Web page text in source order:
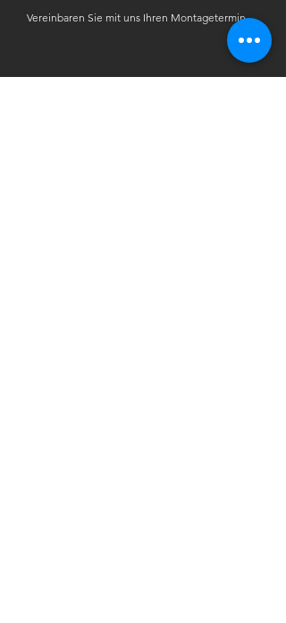
Vereinbaren Sie mit uns Ihren Montagetermin.